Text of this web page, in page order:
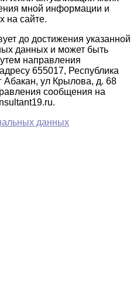
мной информации и
на сайте.
до достижения указанной
данных и может быть
направления
655017, Республика
Абакан, ул Крылова, д. 68
сообщения на
данных